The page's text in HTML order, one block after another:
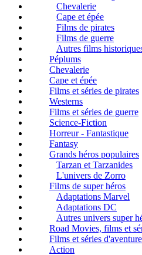
Chevalerie
Cape et épée
Films de pirates
Films de guerre
Autres films
Péplums
Chevalerie
Cape et épée
Films et séries de pirates
Westerns
Films et séries de guerre
Science-Fiction
Horreur - Fantastique
Fantasy
Grands héros populaires
Tarzan et Tarzanides
L'univers de Zorro
Films de super héros
Adaptations Marvel
Adaptations DC
Autres univers super
Road Movies, films et
Films et séries d'aventure
Action